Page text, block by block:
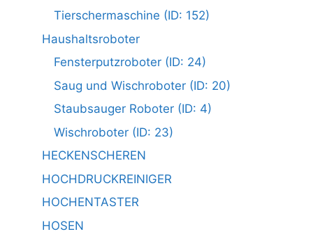
Tierschermaschine (ID: 152)
Haushaltsroboter
Fensterputzroboter (ID: 24)
Saug und Wischroboter (ID: 20)
Staubsauger Roboter (ID: 4)
Wischroboter (ID: 23)
HECKENSCHEREN
HOCHDRUCKREINIGER
HOCHENTASTER
HOSEN